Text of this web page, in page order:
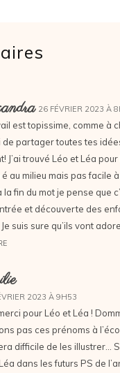
26 FÉVRIER 2023 À
est topissime, comme à
de partager toutes tes
J’ai trouvé Léo et Léa
é au milieu mais pas facile
la fin du mot je pense que
et découverte des
suis sure qu’ils vont
2023 À 9H53
pour Léo et Léa !
pas ces prénoms à
difficile de les illustrer…
dans les futurs PS de